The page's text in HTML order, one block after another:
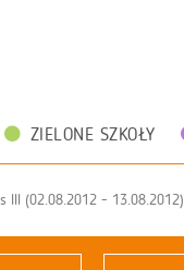
ZIELONE SZKOŁY
III (02.08.2012 - 13.08.2012)